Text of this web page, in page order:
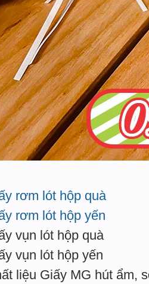
rơm lót hộp quà
rơm lót hộp yến
vụn lót hộp quà
vụn lót hộp yến
liệu Giấy MG hút ẩm,